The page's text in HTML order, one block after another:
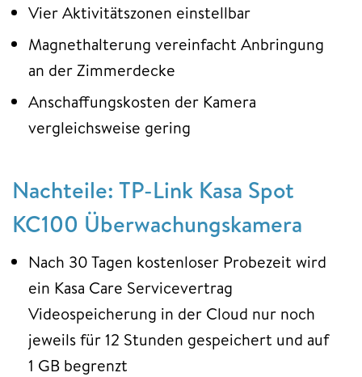
Vier Aktivitätszonen einstellbar
Magnethalterung vereinfacht Anbringung
an der Zimmerdecke
Anschaffungskosten der Kamera
vergleichsweise gering
Nachteile: TP-Link Kasa Spot
KC100 Überwachungskamera
Nach 30 Tagen kostenloser Probezeit wird
ein Kasa Care Servicevertrag
Videospeicherung in der Cloud nur noch
jeweils für 12 Stunden gespeichert und auf
1 GB begrenzt